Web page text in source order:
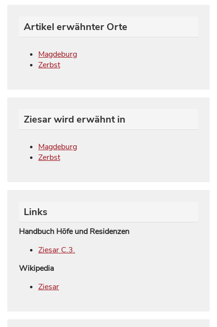
Artikel erwähnter Orte
Magdeburg
Zerbst
Ziesar wird erwähnt in
Magdeburg
Zerbst
Links
Handbuch Höfe und Residenzen
Ziesar C.3.
Wikipedia
Ziesar